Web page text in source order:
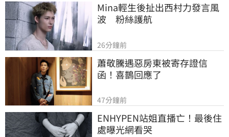
Mina輕生後扯出西村力發言風
波　粉絲護航
26分鐘前
蕭敬騰遇惡房東被寄存證信
函！喜鵲回應了
47分鐘前
ENHYPEN站姐直播亡！最後住
處曝光網看哭